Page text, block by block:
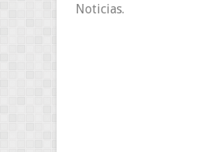
Noticias.